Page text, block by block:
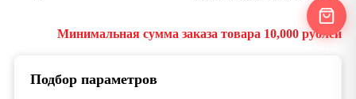
Минимальная сумма заказа товара 10,000 рублей
Подбор параметров